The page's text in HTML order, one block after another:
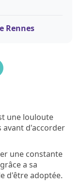
une louloute
avant d'accorder
une constante
a sa
d'être adoptée.
Rennes